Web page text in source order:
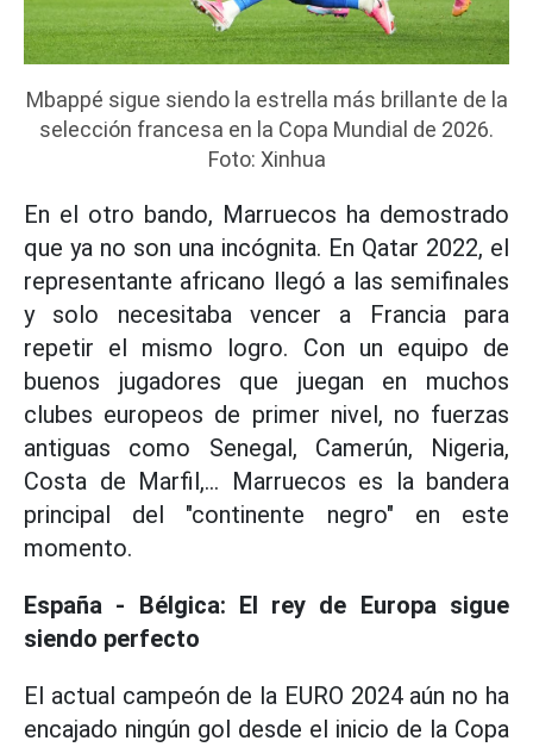
Mbappé sigue siendo la estrella más brillante de la
selección francesa en la Copa Mundial de 2026.
Foto: Xinhua
En el otro bando, Marruecos ha demostrado
que ya no son una incógnita. En Qatar 2022, el
representante africano llegó a las semifinales
y solo necesitaba vencer a Francia para
repetir el mismo logro. Con un equipo de
buenos jugadores que juegan en muchos
clubes europeos de primer nivel, no fuerzas
antiguas como Senegal, Camerún, Nigeria,
Costa de Marfil,... Marruecos es la bandera
principal del "continente negro" en este
momento.
España - Bélgica: El rey de Europa sigue
siendo perfecto
El actual campeón de la EURO 2024 aún no ha
encajado ningún gol desde el inicio de la Copa